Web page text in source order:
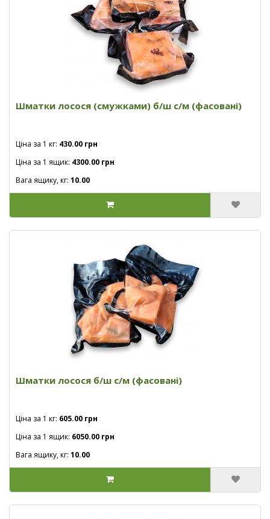
Шматки лосося (смужками) б/ш с/м (фасовані)
Ціна за 1 кг: 430.00 грн
Ціна за 1 ящик: 4300.00 грн
Вага ящику, кг: 10.00
Шматки лосося б/ш с/м (фасовані)
Ціна за 1 кг: 605.00 грн
Ціна за 1 ящик: 6050.00 грн
Вага ящику, кг: 10.00